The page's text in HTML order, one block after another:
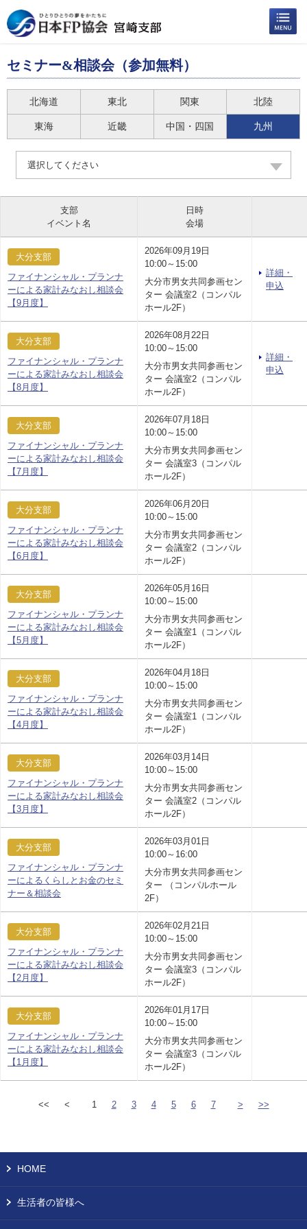
セミナー&相談会（参加無料）
北海道 東北 関東 北陸
東海 近畿 中国・四国 九州
選択してください
支部
イベント名
日時
会場
大分支部
ファイナンシャル・プランナ
ーによる家計みなおし相談会
【9月度】
2026年09月19日
10:00～15:00
大分市男女共同参画セン
ター 会議室2（コンパル
ホール2F）
詳細・
申込
大分支部
ファイナンシャル・プランナ
ーによる家計みなおし相談会
【8月度】
2026年08月22日
10:00～15:00
大分市男女共同参画セン
ター 会議室2（コンパル
ホール2F）
詳細・
申込
大分支部
ファイナンシャル・プランナ
ーによる家計みなおし相談会
【7月度】
2026年07月18日
10:00～15:00
大分市男女共同参画セン
ター 会議室3（コンパル
ホール2F）
大分支部
ファイナンシャル・プランナ
ーによる家計みなおし相談会
【6月度】
2026年06月20日
10:00～15:00
大分市男女共同参画セン
ター 会議室2（コンパル
ホール2F）
大分支部
ファイナンシャル・プランナ
ーによる家計みなおし相談会
【5月度】
2026年05月16日
10:00～15:00
大分市男女共同参画セン
ター 会議室1（コンパル
ホール2F）
大分支部
ファイナンシャル・プランナ
ーによる家計みなおし相談会
【4月度】
2026年04月18日
10:00～15:00
大分市男女共同参画セン
ター 会議室1（コンパル
ホール2F）
大分支部
ファイナンシャル・プランナ
ーによる家計みなおし相談会
【3月度】
2026年03月14日
10:00～15:00
大分市男女共同参画セン
ター 会議室2（コンパル
ホール2F）
大分支部
ファイナンシャル・プランナ
ーによるくらしとお金のセミ
ナー＆相談会
2026年03月01日
10:00～16:00
大分市男女共同参画セン
ター （コンパルホール
2F）
大分支部
ファイナンシャル・プランナ
ーによる家計みなおし相談会
【2月度】
2026年02月21日
10:00～15:00
大分市男女共同参画セン
ター 会議室3（コンパル
ホール2F）
大分支部
ファイナンシャル・プランナ
ーによる家計みなおし相談会
【1月度】
2026年01月17日
10:00～15:00
大分市男女共同参画セン
ター 会議室3（コンパル
ホール2F）
<< < 1 2 3 4 5 6 7 > >>
HOME
生活者の皆様へ